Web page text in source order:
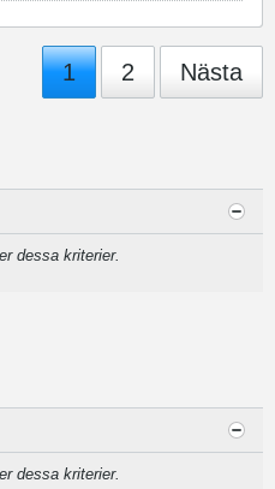
1 2 Nästa
dessa kriterier.
dessa kriterier.